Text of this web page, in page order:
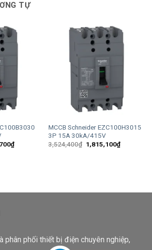
TỰ
₫Giá
hiện
MCCB Schneider EZC100H3015
3P 15A 30kA/415V
3,524,400₫ Giá
gốc
1,815,100₫Giá
hiện
phân phối thiết bị điện chuyên nghiệp,